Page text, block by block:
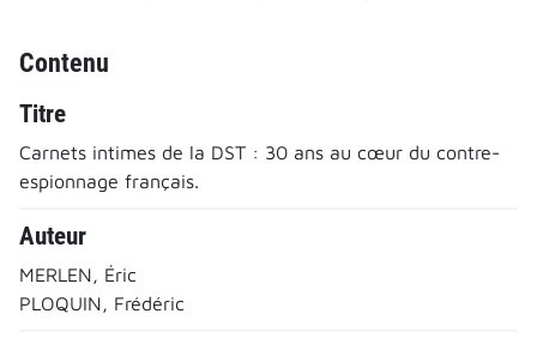
Contenu
Titre
Carnets intimes de la DST : 30 ans au cœur du contre-
espionnage français.
Auteur
MERLEN, Éric
PLOQUIN, Frédéric